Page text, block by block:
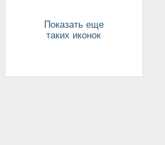
Показать еще
таких иконок